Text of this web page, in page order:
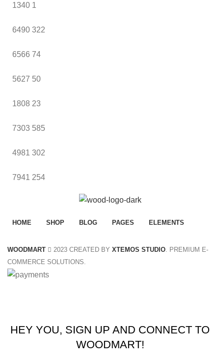
1340 1
6490 322
6566 74
5627 50
1808 23
7303 585
4981 302
7941 254
HOME SHOP BLOG PAGES ELEMENTS
WOODMART 2023 CREATED BY XTEMOS STUDIO. PREMIUM E-
COMMERCE SOLUTIONS.
HEY YOU, SIGN UP AND CONNECT TO
WOODMART!